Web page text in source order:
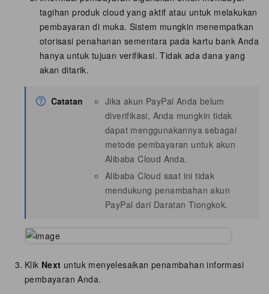
tagihan produk cloud yang aktif atau untuk melakukan
pembayaran di muka. Sistem mungkin menempatkan
otorisasi penahanan sementara pada kartu bank Anda
hanya untuk tujuan verifikasi. Tidak ada dana yang
akan ditarik.
Catatan
Jika akun PayPal Anda belum
diverifikasi, Anda mungkin tidak
dapat menggunakannya sebagai
metode pembayaran untuk akun
Alibaba Cloud Anda.
Alibaba Cloud saat ini tidak
mendukung penambahan akun
PayPal dari Daratan Tiongkok.
Klik Next untuk menyelesaikan penambahan informasi
pembayaran Anda.